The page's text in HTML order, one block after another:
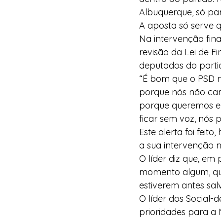
Albuquerque, só
A aposta só serve
Na intervenção
revisão da Lei de
deputados do
“É bom que o
porque nós não
porque queremos
ficar sem voz, nós
Este alerta foi
a sua intervenção
O líder diz que, em
momento algum,
estiverem antes
O líder dos Social-
prioridades para a